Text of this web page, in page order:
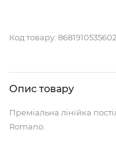
Код товару: 8681910535602
Опис товару
Преміальна лінійка
Romano.